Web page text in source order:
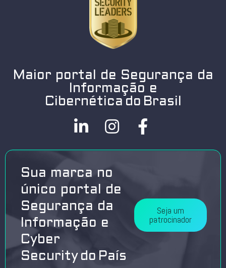
Maior portal de Segurança da
Informação e
Cibernética do Brasil
Sua marca no
único portal de
Segurança da
Informação e
Cyber
Security do País
Seja um
patrocinador